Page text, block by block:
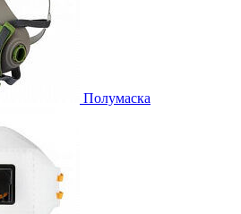
Полумаска